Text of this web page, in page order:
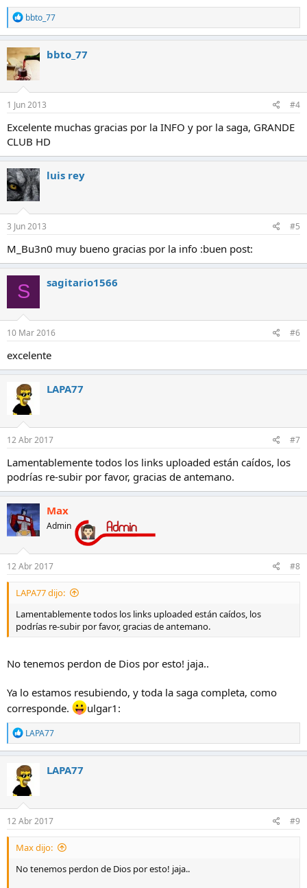
R
e
a
c
c
i
o
n
e
s
:
bbto_77
bbto_77
1 Jun 2013 #4
Excelente muchas gracias por la INFO y por la saga, GRANDE
CLUB HD
luis rey
3 Jun 2013 #5
M_Bu3n0 muy bueno gracias por la info :buen post:
S sagitario1566
10 Mar 2016 #6
excelente
LAPA77
12 Abr 2017 #7
Lamentablemente todos los links uploaded están caídos, los
podrías re-subir por favor, gracias de antemano.
Max
Admin
12 Abr 2017 #8
LAPA77 dijo:
Lamentablemente todos los links uploaded están caídos, los
podrías re-subir por favor, gracias de antemano.
No tenemos perdon de Dios por esto! jaja..
Ya lo estamos resubiendo, y toda la saga completa, como
corresponde.
ulgar1:
R
e
a
c
c
i
o
n
e
s
LAPA77
LAPA77
12 Abr 2017 #9
Max dijo:
No tenemos perdon de Dios por esto! jaja..